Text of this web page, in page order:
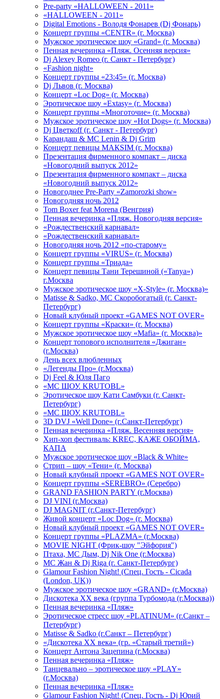
Pre-party «HALLOWEEN - 2011»
«HALLOWEEN - 2011»
Digital Emotions - Володя Фонарев (Dj Фонарь)
Концерт группы «CENTR» (г. Москва)
Мужское эротическое шоу «Grand» (г. Москва)
Пенная вечеринка «Пляж. Осенняя версия»
Dj Alexey Romeo (г. Санкт - Петербург)
«Fashion night»
Концерт группы «23:45» (г. Москва)
Dj Львов (г. Москва)
Концерт «Loc Dog» (г. Москва)
Эротическое шоу «Extasy» (г. Москва)
Концерт группы «Многоточие» (г. Москва)
Мужское эротическое шоу «Hot Dogs» (г. Москва)
Dj Цветкоff (г. Санкт - Петербург)
Карандаш & МС Lenin & Dj Grim
Концерт певицы МАКSIМ (г. Москва)
Презентация фирменного компакт – диска
«Новогодний выпуск 2012»
Презентация фирменного компакт – диска
«Новогодний выпуск 2012»
Новогоднее Pre-Party «Zamorozki show»
Новогодняя ночь 2012
Tom Boxer feat Morena (Венгрия)
Пенная вечеринка «Пляж. Новогодняя версия»
«Рождественский карнавал»
«Рождественский карнавал»
Новогодняя ночь 2012 «по-старому»
Концерт группы «VIRUS» (г. Москва)
Концерт группы «Триада»
Концерт певицы Тани Терешиной («Tanya»)
г.Москва
Мужское эротическое шоу «X-Style» (г. Москва)»
Matissе & Sadko, MC Скоробогатый (г. Санкт-
Петербург)
Новый клубный проект «GAMES NOT OVER»
Концерт группы «Краски» (г. Москва)
Мужское эротическое шоу «Mafia» (г. Москва)»
Концерт топового исполнителя «Джиган»
(г.Москва)
День всех влюбленных
«Легенды Про» (г.Москва)
Dj Feel & Юля Паго
«МС ШОУ. KRUTOBL»
Эротическое шоу Кати Самбуки (г. Санкт-
Петербург)
«МС ШОУ. KRUTOBL»
3D DVJ «Well Done» (г.Санкт-Петербург)
Пенная вечеринка «Пляж. Весенняя версия»
Хип-хоп фестиваль: KREC, КАЖЕ ОБОЙМА,
КАПА
Мужское эротическое шоу «Black & White»
Стрип – шоу «Тени» (г. Москва)
Новый клубный проект «GAMES NOT OVER»
Концерт группы «SEREBRO» (Серебро)
GRAND FASHION PARTY (г.Москва)
DJ VINI (г.Москва)
DJ MAGNIT (г.Санкт-Петербург)
Живой концерт «Loc Dog» (г. Москва)
Новый клубный проект «GAMES NOT OVER»
Концерт группы «PLAZMA» (г.Москва)
MOVIE NIGHT (Фрик-шоу "Эйфория")
Птаха, МС Дым, Dj Nik One (г.Москва)
МС Жан & Dj Riga (г. Санкт-Петербург)
Glamour Fashion Night! (Спец. Гость - Cicada
(London, UK))
Мужское эротическое шоу «GRAND» (г.Москва)
Дискотека XX века (группа Турбомода (г.Москва))
Пенная вечеринка «Пляж»
Эротическое стресс шоу «PLATINUM» (г.Санкт –
Петербург)
Matisse & Sadko (г.Санкт – Петербург)
«Дискотека ХХ века» (гр. «Старый третий»)
Концерт Антона Зацепина (г.Москва)
Пенная вечеринка «Пляж»
Танцевально – эротическое шоу «PLAY»
(г.Москва)
Пенная вечеринка «Пляж»
Glamour Fashion Night! (Спец. Гость - Dj Юрий